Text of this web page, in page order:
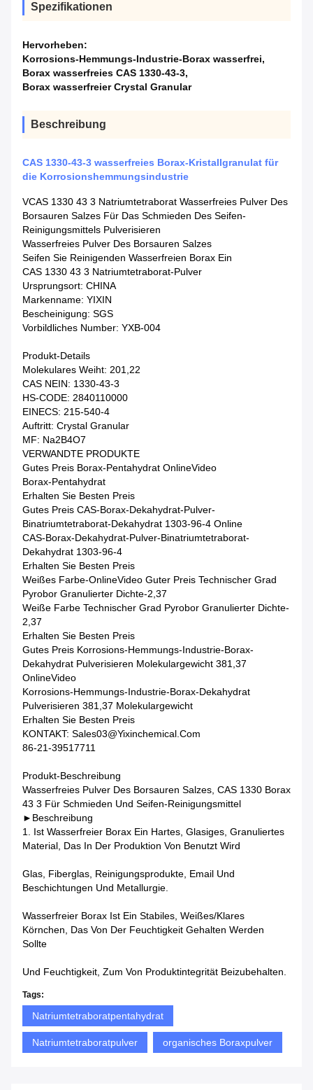
Spezifikationen
Hervorheben:
Korrosions-Hemmungs-Industrie-Borax wasserfrei,
Borax wasserfreies CAS 1330-43-3,
Borax wasserfreier Crystal Granular
Beschreibung
CAS 1330-43-3 wasserfreies Borax-Kristallgranulat für
die Korrosionshemmungsindustrie
VCAS 1330 43 3 Natriumtetraborat Wasserfreies Pulver Des
Borsauren Salzes Für Das Schmieden Des Seifen-
Reinigungsmittels Pulverisieren
Wasserfreies Pulver Des Borsauren Salzes
Seifen Sie Reinigenden Wasserfreien Borax Ein
CAS 1330 43 3 Natriumtetraborat-Pulver
Ursprungsort: CHINA
Markenname: YIXIN
Bescheinigung: SGS
Vorbildliches Number: YXB-004
Produkt-Details
Molekulares Weiht: 201,22
CAS NEIN: 1330-43-3
HS-CODE: 2840110000
EINECS: 215-540-4
Auftritt: Crystal Granular
MF: Na2B4O7
VERWANDTE PRODUKTE
Gutes Preis Borax-Pentahydrat OnlineVideo
Borax-Pentahydrat
Erhalten Sie Besten Preis
Gutes Preis CAS-Borax-Dekahydrat-Pulver-
Binatriumtetraborat-Dekahydrat 1303-96-4 Online
CAS-Borax-Dekahydrat-Pulver-Binatriumtetraborat-
Dekahydrat 1303-96-4
Erhalten Sie Besten Preis
Weißes Farbe-OnlineVideo Guter Preis Technischer Grad
Pyrobor Granulierter Dichte-2,37
Weiße Farbe Technischer Grad Pyrobor Granulierter Dichte-
2,37
Erhalten Sie Besten Preis
Gutes Preis Korrosions-Hemmungs-Industrie-Borax-
Dekahydrat Pulverisieren Molekulargewicht 381,37
OnlineVideo
Korrosions-Hemmungs-Industrie-Borax-Dekahydrat
Pulverisieren 381,37 Molekulargewicht
Erhalten Sie Besten Preis
KONTAKT: Sales03@yixinchemical.com
86-21-39517711
Produkt-Beschreibung
Wasserfreies Pulver Des Borsauren Salzes, CAS 1330 Borax
43 3 Für Schmieden Und Seifen-Reinigungsmittel
►Beschreibung
1. Ist Wasserfreier Borax Ein Hartes, Glasiges, Granuliertes
Material, Das In Der Produktion Von Benutzt Wird
Glas, Fiberglas, Reinigungsprodukte, Email Und
Beschichtungen Und Metallurgie.
Wasserfreier Borax Ist Ein Stabiles, Weißes/klares
Körnchen, Das Von Der Feuchtigkeit Gehalten Werden
Sollte
Und Feuchtigkeit, Zum Von Produktintegrität Beizubehalten.
Tags:
Natriumtetraboratpentahydrat
Natriumtetraboratpulver organisches Boraxpulver